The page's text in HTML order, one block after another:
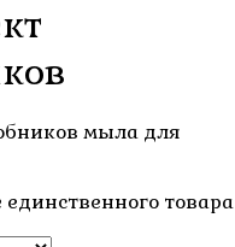
мыла для
товара